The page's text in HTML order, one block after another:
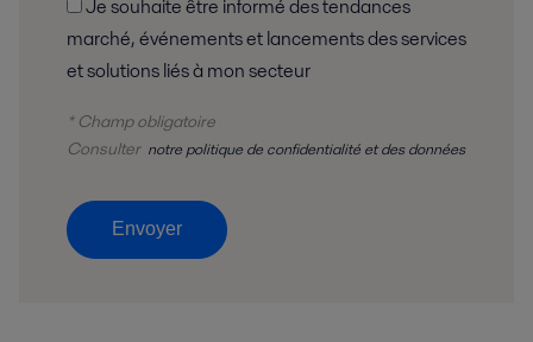
marché, événements et lancements des services
et solutions liés à mon secteur
* Champ obligatoire
Consulter notre politique de confidentialité et des données
Envoyer